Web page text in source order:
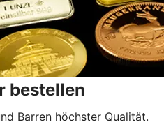
bestellen
Barren höchster Qualität.